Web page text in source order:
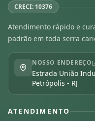
CRECI: 10376
Atendimento rápido e
padrão em toda serra
NOSSO ENDEREÇO
Estrada União
Petrópolis - RJ
ATENDIMENTO